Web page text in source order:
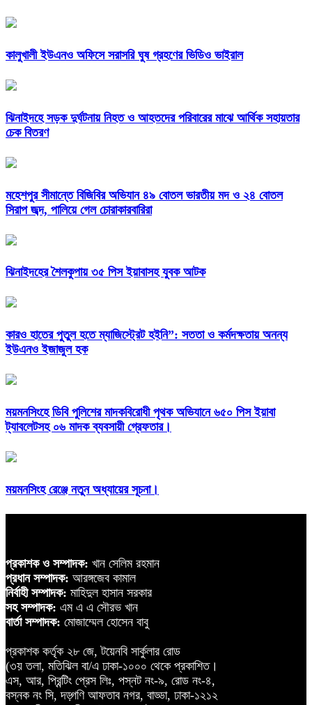
কালুখালী ইউএনও অফিসে সরাসরি ঘুষ গ্রহণের ভিডিও ভাইরাল
ঝিনাইদহে সড়ক দুর্ঘটনায় নিহত ও আহতদের পরিবারের মাঝে আর্থিক সহায়তার
চেক বিতরণ
মহেশপুর সীমান্তে বিজিবির অভিযান ৪৯ বোতল ভারতীয় মদ ও ২৪ বোতল
সিরাপ জব্দ, পালিয়ে গেল চোরাকারবারিরা
ঝিনাইদহের শৈলকুপায় ৩৫ পিস ইয়াবাসহ যুবক আটক
কারও হাতের পুতুল হতে ম্যাজিস্ট্রেট হইনি”: সততা ও কর্মদক্ষতায় অনন্য
ইউএনও ইজাজুল হক
ময়মনসিংহে ডিবি পুলিশের মাদকবিরোধী পৃথক অভিযানে ৬৫০ পিস ইয়াবা
ট্যাবলেটসহ ০৬ মাদক ব্যবসায়ী গ্রেফতার।
ময়মনসিংহ রেঞ্জে নতুন অধ্যায়ের সূচনা।
প্রকাশক ও সম্পাদক: খান সেলিম রহমান
প্রধান সম্পাদক: আরঙ্গজেব কামাল
নির্বাহী সম্পাদক: মাহিদুল হাসান সরকার
সহ সম্পাদক: এম এ এ সৌরভ খান
বার্তা সম্পাদক: মোজাম্মেল হোসেন বাবু
প্রকাশক কর্তৃক ২৮ জে, টয়েনবি সার্কুলার রোড
(৩য় তলা, মতিঝিল বা/এ ঢাকা-১০০০ থেকে প্রকাশিত।
এস, আর, প্রিন্টিং প্রেস লিঃ, পস্নট নং-৯, রোড নং-৪,
বস্নক নং সি, দড়্গণি আফতাব নগর, বাড্ডা, ঢাকা-১২১২